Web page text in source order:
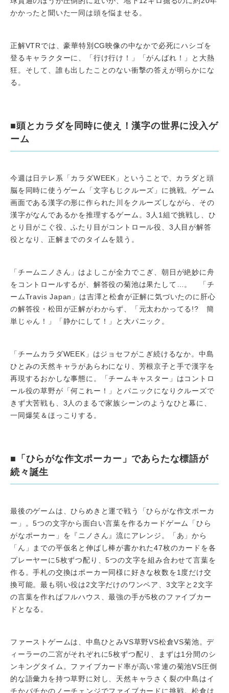
かかったと聞いた一同は頭を悩ませる。
正解VTRでは、豪華特別CG映像の中なかで必死にハシゴを
登るキャラクターに、「行け行け！」「がんばれ！」と大熱
狂。そして、誰も出したことのない衝撃の答えが明らかにな
る。
■頭とカラダを同時に使え！漢字の世界に没入ゲ
ーム
今週は日テレ系「カラダWEEK」ということで、カラダと頭
脳を同時に使うゲーム「文字もじクルーズ」に挑戦。ゲーム
画面である漢字の形に作られた川をクルーズしながら、その
漢字がなんであるかを推理するゲーム。3人1組で挑戦し、ひ
とり目がこぐ役、ふたり目がコントロール役、3人目が解答
役となり、正解までのタイムを競う。
「チームニノさん」はよしこが全力でこぎ、朝日が絶妙に舟
をコントロールするが、解答役の菊池は果たして…。 「チ
ームTravis Japan」は吉澤と松倉が正解に気づいたのに肝心
の解答役・松田が正解がわからず、「元太わかってる!? 簡
単じゃん！」「静かにして！」と大パニック。
「チームカラダWEEK」はジョセフがこぎ続けるなか。中島
ひとみの天然キャラがあらわになり、芳根京子と手で漢字を
再現するおかしな事態に。「チームキャスター」はコントロ
ール役の草野が「何これー！」とパニックになりクルーズで
きず大苦戦も、3人のまるで家族シーンのようなひと幕に、
一同爆笑＆ほっこりする。
■「ひらがな作文ポーカー」であらたな標語が
続々誕生
最後のゲームは、ひらめきと運で戦う「ひらがな作文ポーカ
ー」。5つの文字から面白い言葉を作るカードゲーム「ひら
がなポーカー」を『ニノさん』流にアレンジ。「あ」から
「ん」までの平仮名と伸ばし棒が書かれた47枚のカードを各
プレーヤーに5枚ずつ配り、5つの文字を組み合わせて言葉を
作る。手札の交換はポーカー同様に好きな枚数を1度だけ交
換可能。最も弱い役は2文字だけのワンペア、3文字と2文字
の言葉を作ればフルハウス、最強の手が5枚のファイブカー
ドとなる。
ファーストゲームは、中島ひとみVS草野VS松倉VS菊池。デ
ィーラーの二宮がそれぞれに5枚ずつ配り、まずは1分間のシ
ンキングタイム。ファイブカード率が高い常連の菊池VS圧倒
的な語彙力を持つ草野に対し、天然キャラさく裂の中島はイ
チかバチかのノーチェンジでファイブカードに挑戦。松倉は